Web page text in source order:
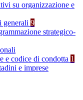
su organizzazione e
generali 9
strategico-
e codice di condotta 1
e imprese